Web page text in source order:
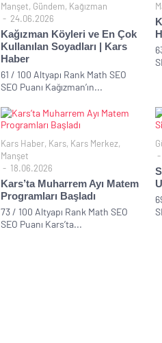
Manşet, Gündem, Kağızman
24.06.2026
Kağızman Köyleri ve En Çok
Kullanılan Soyadları | Kars
Haber
61 / 100 Altyapı Rank Math SEO
SEO Puanı Kağızman’ın...
Kars Haber, Kars, Kars Merkez,
Manşet
18.06.2026
Kars’ta Muharrem Ayı Matem
Programları Başladı
73 / 100 Altyapı Rank Math SEO
SEO Puanı Kars’ta...